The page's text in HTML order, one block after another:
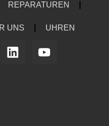
REPARATUREN
UNS UHREN